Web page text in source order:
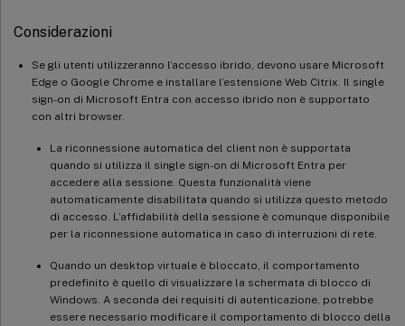
Considerazioni
Se gli utenti utilizzeranno l’accesso ibrido, devono usare Microsoft
Edge o Google Chrome e installare l’estensione Web Citrix. Il single
sign-on di Microsoft Entra con accesso ibrido non è supportato
con altri browser.
La riconnessione automatica del client non è supportata
quando si utilizza il single sign-on di Microsoft Entra per
accedere alla sessione. Questa funzionalità viene
automaticamente disabilitata quando si utilizza questo metodo
di accesso. L’affidabilità della sessione è comunque disponibile
per la riconnessione automatica in caso di interruzioni di rete.
Quando un desktop virtuale è bloccato, il comportamento
predefinito è quello di visualizzare la schermata di blocco di
Windows. A seconda dei requisiti di autenticazione, potrebbe
essere necessario modificare il comportamento di blocco della